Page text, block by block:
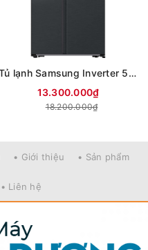
Tủ lạnh Samsung Inverter 578 lít Side By Side RS57DG410EB4SV
13.300.000₫
18.200.000₫
• Giới thiệu • Sản phẩm
• Liên hệ